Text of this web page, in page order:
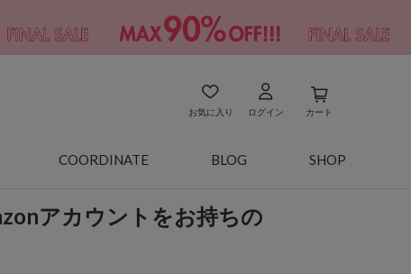
お気に入り ログイン カート
COORDINATE BLOG SHOP
アカウントをお持ちの